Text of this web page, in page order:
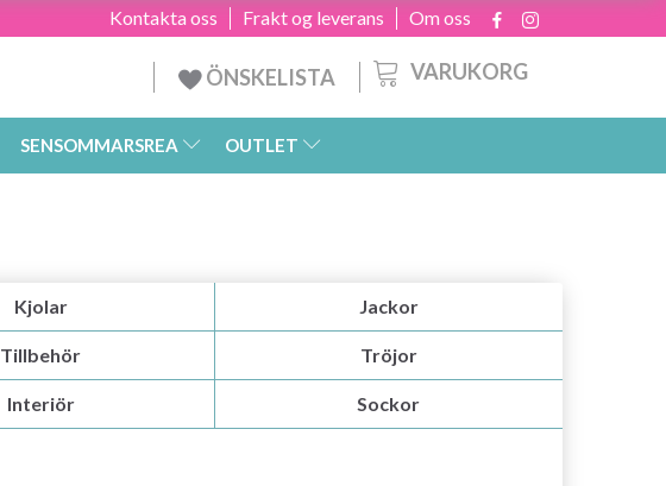
Om oss
Frakt og leverans
Kontakta oss
VARUKORG
ÖNSKELISTA
SENSOMMARSREA OUTLET
Kjolar Jackor
Tillbehör Tröjor
Interiör Sockor